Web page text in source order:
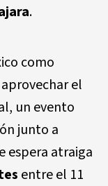
.
como
el
un evento
junto a
espera atraiga
entre el 11